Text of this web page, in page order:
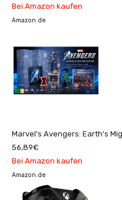
Bei Amazon kaufen
Amazon.de
Marvel's Avengers: Earth's
56,89€
Bei Amazon kaufen
Amazon.de